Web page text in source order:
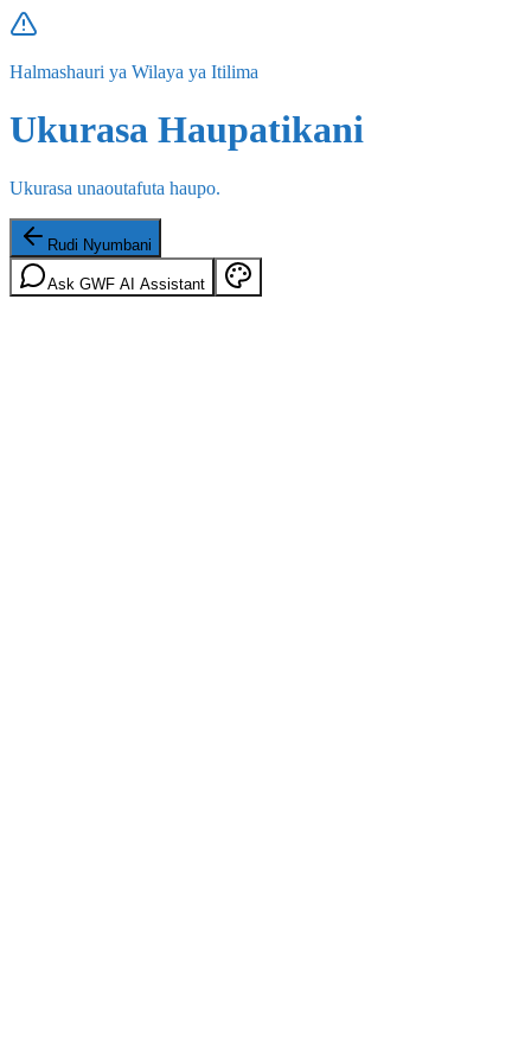
Halmashauri ya Wilaya ya Itilima
Ukurasa Haupatikani
Ukurasa unaoutafuta haupo.
Rudi Nyumbani
Ask GWF AI Assistant